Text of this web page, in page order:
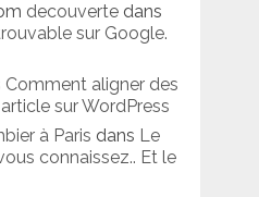
decouvertedans
sur Google.
Comment aligner des
sur WordPress
à Paris dans Le
connaissez.. Et le